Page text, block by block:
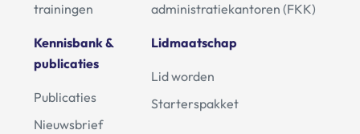
trainingen
administratiekantoren (FKK)
Kennisbank &
publicaties
Publicaties
Nieuwsbrief
Lidmaatschap
Lid worden
Starterspakket